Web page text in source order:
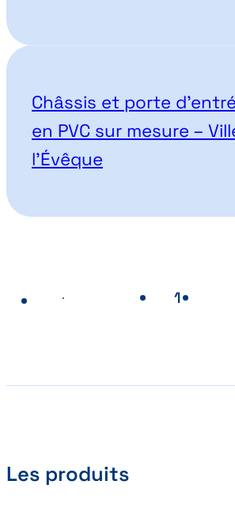
Châssis et porte
en PVC sur mesure –
l’Évêque
Page
1- Page
Les produits